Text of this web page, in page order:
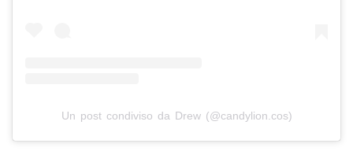
Un post condiviso da Drew (@candylion.cos)